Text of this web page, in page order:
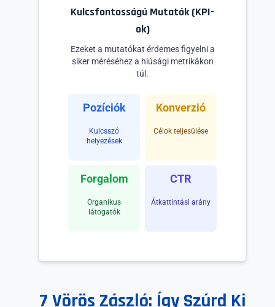
Kulcsfontosságú Mutatók (KPI-
ok)
Ezeket a mutatókat érdemes figyelni a
siker méréséhez a hiúsági metrikákon
túl.
Pozíciók
Kulcsszó
helyezések
Konverzió
Célok teljesülése
Forgalom
Organikus
látogatók
CTR
Átkattintási arány
7 Vörös Zászló: Így Szúrd Ki